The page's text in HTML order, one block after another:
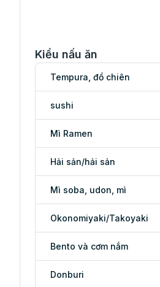
Kiểu nấu ăn
Tempura, đồ chiên
sushi
Mì Ramen
Hải sản/hải sản
Mì soba, udon, mì
Okonomiyaki/Takoyaki
Bento và cơm nắm
Donburi